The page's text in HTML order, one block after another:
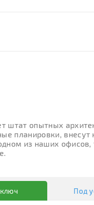
штат опытных
планировки, внесут
из наших
Под